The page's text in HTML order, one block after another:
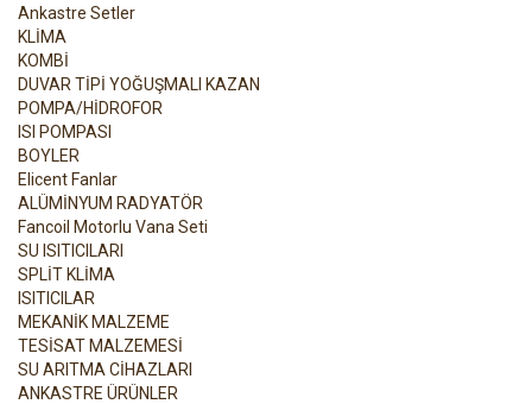
Ankastre Setler
KLİMA
KOMBİ
DUVAR TİPİ YOĞUŞMALI KAZAN
POMPA/HİDROFOR
ISI POMPASI
BOYLER
Elicent Fanlar
ALÜMİNYUM RADYATÖR
Fancoil Motorlu Vana Seti
SU ISITICILARI
SPLİT KLİMA
ISITICILAR
MEKANİK MALZEME
TESİSAT MALZEMESİ
SU ARITMA CİHAZLARI
ANKASTRE ÜRÜNLER